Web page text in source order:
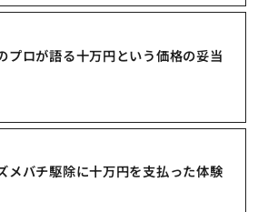
プロが語る十万円という価格の妥当
メバチ駆除に十万円を支払った体験